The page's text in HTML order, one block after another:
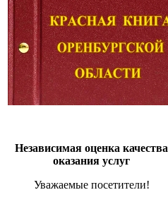
Независимая оценка качества
оказания услуг
Уважаемые посетители!